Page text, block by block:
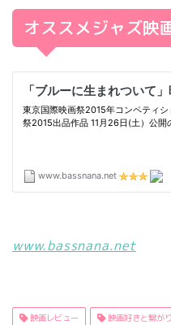
オススメジャズ映
www.bassnana.net
映画レビュー 映画好きと繋が